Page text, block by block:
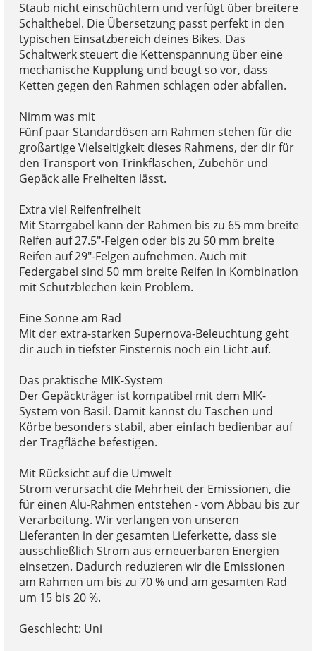
Staub nicht einschüchtern und verfügt über breitere
Schalthebel. Die Übersetzung passt perfekt in den
typischen Einsatzbereich deines Bikes. Das
Schaltwerk steuert die Kettenspannung über eine
mechanische Kupplung und beugt so vor, dass
Ketten gegen den Rahmen schlagen oder abfallen.
Nimm was mit
Fünf paar Standardösen am Rahmen stehen für die
großartige Vielseitigkeit dieses Rahmens, der dir für
den Transport von Trinkflaschen, Zubehör und
Gepäck alle Freiheiten lässt.
Extra viel Reifenfreiheit
Mit Starrgabel kann der Rahmen bis zu 65 mm breite
Reifen auf 27.5"-Felgen oder bis zu 50 mm breite
Reifen auf 29"-Felgen aufnehmen. Auch mit
Federgabel sind 50 mm breite Reifen in Kombination
mit Schutzblechen kein Problem.
Eine Sonne am Rad
Mit der extra-starken Supernova-Beleuchtung geht
dir auch in tiefster Finsternis noch ein Licht auf.
Das praktische MIK-System
Der Gepäckträger ist kompatibel mit dem MIK-
System von Basil. Damit kannst du Taschen und
Körbe besonders stabil, aber einfach bedienbar auf
der Tragfläche befestigen.
Mit Rücksicht auf die Umwelt
Strom verursacht die Mehrheit der Emissionen, die
für einen Alu-Rahmen entstehen - vom Abbau bis zur
Verarbeitung. Wir verlangen von unseren
Lieferanten in der gesamten Lieferkette, dass sie
ausschließlich Strom aus erneuerbaren Energien
einsetzen. Dadurch reduzieren wir die Emissionen
am Rahmen um bis zu 70 % und am gesamten Rad
um 15 bis 20 %.
Geschlecht: Uni